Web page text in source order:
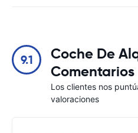
9.1
Coche De
Comentarios
Los clientes nos
valoraciones